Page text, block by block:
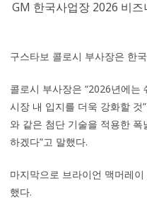
GM 한국사업장 2026 비
구스타보 콜로시 부사장은 한
콜로시 부사장은 “2026년에
시장 내 입지를 더욱 강화할 것
와 같은 첨단 기술을 적용한
하겠다”고 말했다.
마지막으로 브라이언 맥머레
했다.